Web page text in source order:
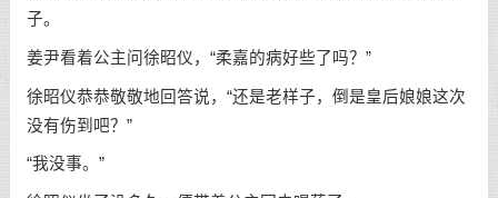
子。
姜尹看着公主问徐昭仪，“柔嘉的病好些了吗？”
徐昭仪恭恭敬敬地回答说，“还是老样子，倒是皇后娘娘这次
没有伤到吧？”
“我没事。”